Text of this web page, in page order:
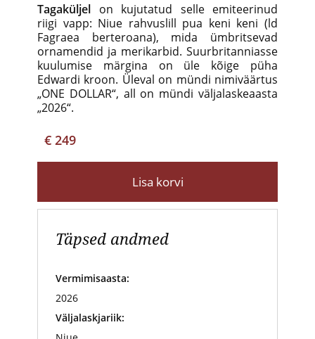
Tagaküljel on kujutatud selle emiteerinud
riigi vapp: Niue rahvuslill pua keni keni (ld
Fagraea berteroana), mida ümbritsevad
ornamendid ja merikarbid. Suurbritanniasse
kuulumise märgina on üle kõige püha
Edwardi kroon. Üleval on mündi nimiväärtus
„ONE DOLLAR“, all on mündi väljalaskeaasta
„2026“.
€ 249
Lisa korvi
Täpsed andmed
Vermimisaasta:
2026
Väljalaskjariik: